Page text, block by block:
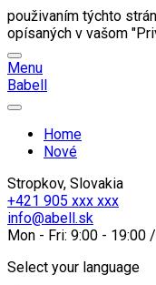
použivaním týchto
opísaných v vašom
Menu
Babell
Home
Nové
Stropkov, Slovakia
+421 905 xxx xxx
info@abell.sk
Mon - Fri: 9:00 - 19:00
Select your language